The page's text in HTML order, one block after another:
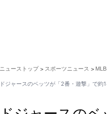
ニューストップ > スポーツニュース >
ドジャースのベッツが「2番・遊撃」で